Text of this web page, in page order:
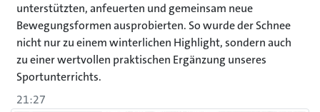
unterstützten, anfeuerten und gemeinsam neue
Bewegungsformen ausprobierten. So wurde der Schnee
nicht nur zu einem winterlichen Highlight, sondern auch
zu einer wertvollen praktischen Ergänzung unseres
Sportunterrichts.
21:27